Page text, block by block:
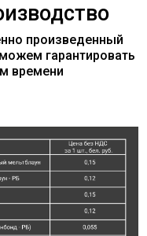
произведенный
гарантировать
времени